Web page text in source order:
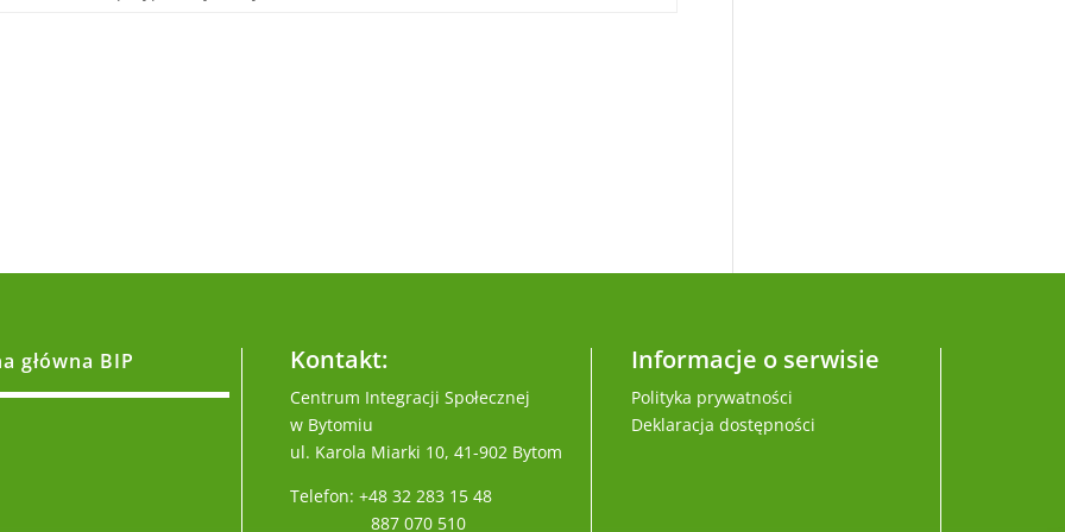
główna BIP Kontakt:
Centrum Integracji Społecznej
w Bytomiu
ul. Karola Miarki 10, 41-902 Bytom
Telefon: +48 32 283 15 48
887 070 510
Informacje o serwisie
Polityka prywatności
Deklaracja dostępności